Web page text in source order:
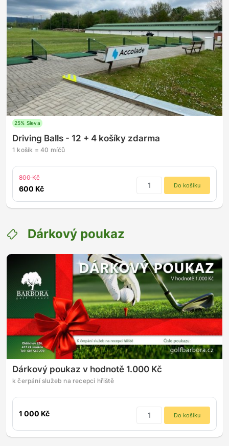
25% Sleva
Driving Balls - 12 + 4 košíky zdarma
1 košík = 40 míčů
800 Kč
600 Kč Do košíku
Dárkový poukaz
Dárkový poukaz v hodnotě 1.000 Kč
k čerpání služeb na recepci hřiště
1 000 Kč Do košíku